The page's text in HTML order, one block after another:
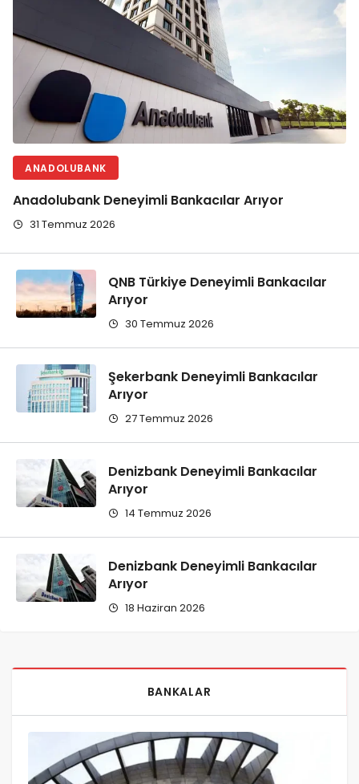
ANADOLUBANK
Anadolubank Deneyimli Bankacılar Arıyor
31 Temmuz 2026
QNB Türkiye Deneyimli Bankacılar
Arıyor
30 Temmuz 2026
Şekerbank Deneyimli Bankacılar
Arıyor
27 Temmuz 2026
Denizbank Deneyimli Bankacılar
Arıyor
14 Temmuz 2026
Denizbank Deneyimli Bankacılar
Arıyor
18 Haziran 2026
BANKALAR